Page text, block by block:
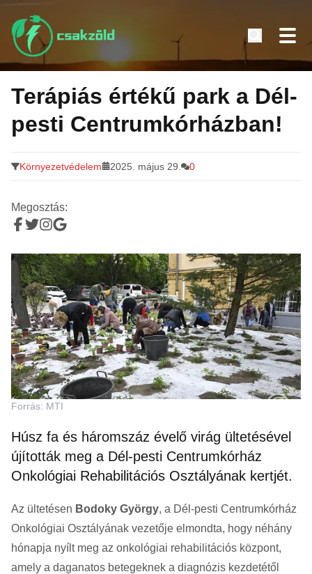
Tovább
tartalomra
Terápiás értékű park a Dél-
pesti Centrumkórházban!
Környezetvédelem 2025. május 29. 0
Megosztás:
Forrás: MTI
Húsz fa és háromszáz évelő virág ültetésével
újították meg a Dél-pesti Centrumkórház
Onkológiai Rehabilitációs Osztályának kertjét.
Az ültetésen Bodoky György, a Dél-pesti Centrumkórház
Onkológiai Osztályának vezetője elmondta, hogy néhány
hónapja nyílt meg az onkológiai rehabilitációs központ,
amely a daganatos betegeknek a diagnózis kezdetétől